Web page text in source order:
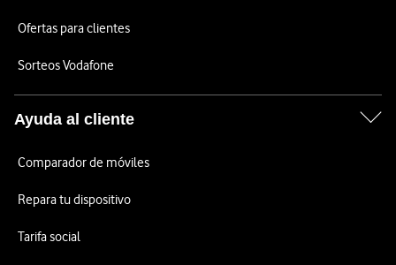
Ofertas para clientes
Sorteos Vodafone
Ayuda al cliente
Comparador de móviles
Repara tu dispositivo
Tarifa social